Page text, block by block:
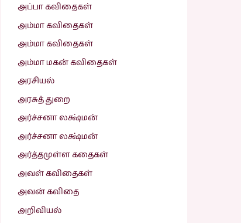
அப்பா கவிதைகள்
அம்மா கவிதைகள்
அம்மா கவிதைகள்
அம்மா மகன் கவிதைகள்
அரசியல்
அரசுத் துறை
அர்ச்சனா லக்ஷ்மன்
அர்ச்சனா லக்ஷ்மன்
அர்த்தமுள்ள கதைகள்
அவள் கவிதைகள்
அவன் கவிதை
அறிவியல்